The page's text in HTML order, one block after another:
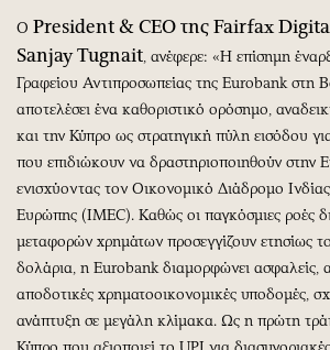
Ο President & CEO της Fairfax
Sanjay Tugnait, ανέφερε: «Η επίσημη
Γραφείου Αντιπροσωπείας της Eurobank στη
αποτελέσει ένα καθοριστικό ορόσημο,
και την Κύπρο ως στρατηγική πύλη εισόδου για
που επιδιώκουν να δραστηριοποιηθούν στην
ενισχύοντας τον Οικονομικό Διάδρομο
Ευρώπης (IMEC). Καθώς οι παγκόσμιες ροές
μεταφορών χρημάτων προσεγγίζουν ετησίως
δολάρια, η Eurobank διαμορφώνει ασφαλείς,
αποδοτικές χρηματοοικονομικές υποδομές,
ανάπτυξη σε μεγάλη κλίμακα. Ως η πρώτη